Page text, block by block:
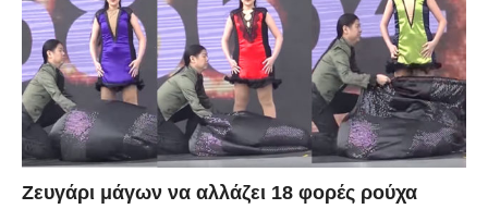
Zευγάρι μάγων να αλλάζει 18 φορές ρούχα